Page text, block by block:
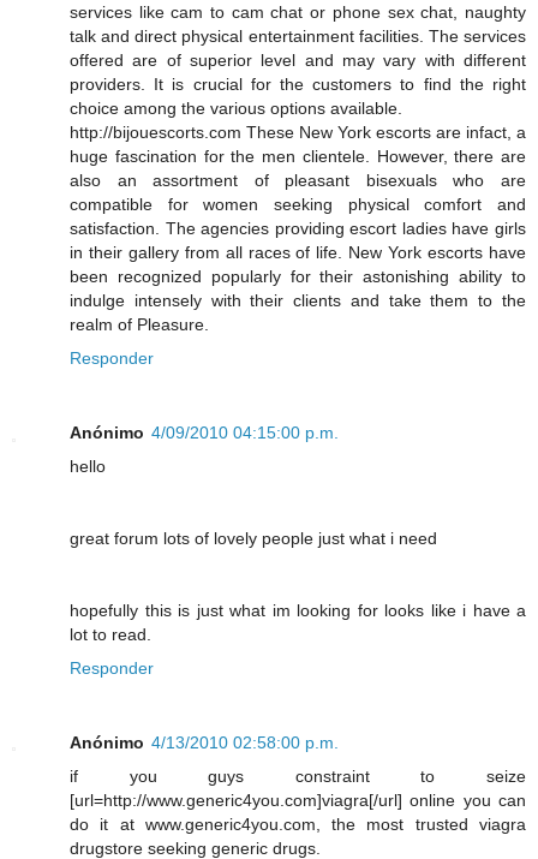
services like cam to cam chat or phone sex chat, naughty
talk and direct physical entertainment facilities. The services
offered are of superior level and may vary with different
providers. It is crucial for the customers to find the right
choice among the various options available.
http://bijouescorts.com These New York escorts are infact, a
huge fascination for the men clientele. However, there are
also an assortment of pleasant bisexuals who are
compatible for women seeking physical comfort and
satisfaction. The agencies providing escort ladies have girls
in their gallery from all races of life. New York escorts have
been recognized popularly for their astonishing ability to
indulge intensely with their clients and take them to the
realm of Pleasure.
Responder
Anónimo 4/09/2010 04:15:00 p.m.
hello
great forum lots of lovely people just what i need
hopefully this is just what im looking for looks like i have a
lot to read.
Responder
Anónimo 4/13/2010 02:58:00 p.m.
if you guys constraint to seize
[url=http://www.generic4you.com]viagra[/url] online you can
do it at www.generic4you.com, the most trusted viagra
drugstore seeking generic drugs.